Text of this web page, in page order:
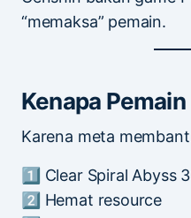
“memaksa” pemain.
Kenapa
Karena meta
1️⃣ Clear Spiral Abyss
2️⃣ Hemat resource